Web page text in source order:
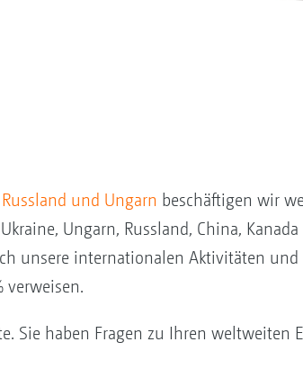
und Ungarn beschäftigen wir
Ungarn, Russland, China,
unsere internationalen Aktivitäten
verweisen.
Sie haben Fragen zu Ihren weltweiten